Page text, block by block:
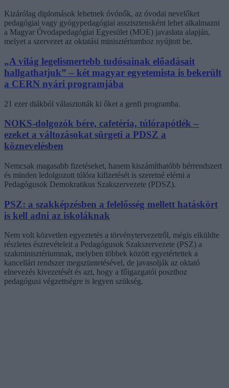
Kizárólag diplomások lehetnek óvónők, az óvodai nevelőket
pedagógiai vagy gyógypedagógiai asszisztensként lehet alkalmazni
a Magyar Óvodapedagógiai Egyesület (MOE) javaslata alapján,
melyet a szervezet az oktatási minisztériumhoz nyújtott be.
„A világ legelismertebb tudósainak előadásait
hallgathatjuk” – két magyar egyetemista is bekerült
a CERN nyári programjába
21 ezer diákból választották ki őket a genfi programba.
NOKS-dolgozók bére, cafetéria, túlórapótlék –
ezeket a változásokat sürgeti a PDSZ a
köznevelésben
Nemcsak magasabb fizetéseket, hanem kiszámíthatóbb bérrendszert
és minden ledolgozott túlóra kifizetését is szeretné elérni a
Pedagógusok Demokratikus Szakszervezete (PDSZ).
PSZ: a szakképzésben a felelősség mellett hatáskört
is kell adni az iskoláknak
Nem volt közvetlen egyeztetés a törvénytervezetről, mégis elküldte
részletes észrevételeit a Pedagógusok Szakszervezete (PSZ) a
szakminisztériumnak, melyben többek között egyetértettek a
kancellári rendszer megszüntetésével, de javasolják az oktató
elnevezés kivezetését és azt, hogy a főigazgatói poszthoz
pedagógusi végzettségre is legyen szükség.